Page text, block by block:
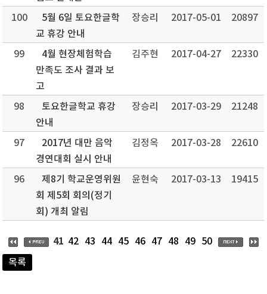
100
5월 6일 토요한글학
교 휴강 안내
장승리 2017-05-01 20897
99
4월 현장체험학습
만족도 조사 결과 보
고
김주현 2017-04-27 22330
98
토요한글학교 휴강
안내
장승리 2017-03-29 21248
97
2017년 대만 음악
경연대회 실시 안내
김정옥 2017-03-28 22610
96
제8기 학교운영위원
회 제5회 회의(정기
회) 개최 알림
윤현숙 2017-03-13 19415
41 42 43 44 45 46 47 48 49
50
목록